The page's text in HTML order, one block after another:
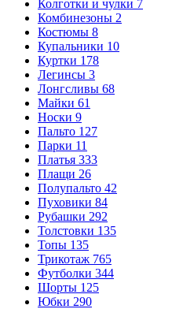
Колготки и чулки 7
Комбинезоны 2
Костюмы 8
Купальники 10
Куртки 178
Легинсы 3
Лонгсливы 68
Майки 61
Носки 9
Пальто 127
Парки 11
Платья 333
Плащи 26
Полупальто 42
Пуховики 84
Рубашки 292
Толстовки 135
Топы 135
Трикотаж 765
Футболки 344
Шорты 125
Юбки 290